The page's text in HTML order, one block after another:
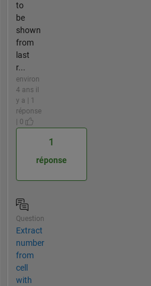
to
be
shown
from
last
r...
environ
4 ans il
y a | 1
réponse
| 0
1
réponse
Question
Extract
number
from
cell
with